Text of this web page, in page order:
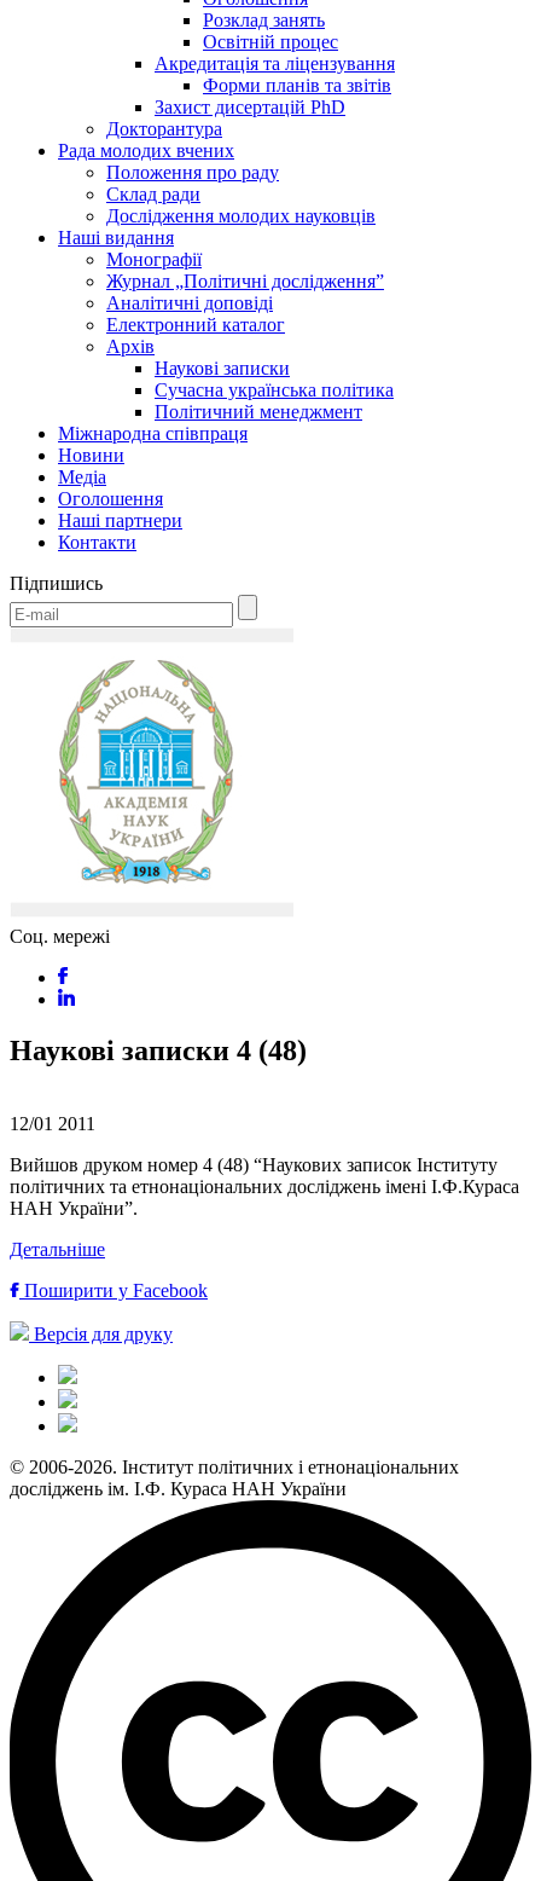
Розклад занять
Освітній процес
Акредитація та ліцензування
Форми планів та звітів
Захист дисертацій PhD
Докторантура
Рада молодих вчених
Положення про раду
Склад ради
Дослідження молодих науковців
Наші видання
Монографії
Журнал „Політичні дослідження”
Аналітичні доповіді
Електронний каталог
Архів
Наукові записки
Сучасна українська політика
Політичний менеджмент
Міжнародна співпраця
Новини
Медіa
Оголошення
Наші партнери
Контакти
Підпишись
Соц. мережі
Наукові записки 4 (48)
12/01 2011
Вийшов друком номер 4 (48) “Наукових записок Інституту
політичних та етнонаціональних досліджень імені І.Ф.Кураса
НАН України”.
Детальніше
Поширити у Facebook
Версія для друку
© 2006-2026. Інститут політичних і етнонаціональних
досліджень ім. І.Ф. Кураса НАН України